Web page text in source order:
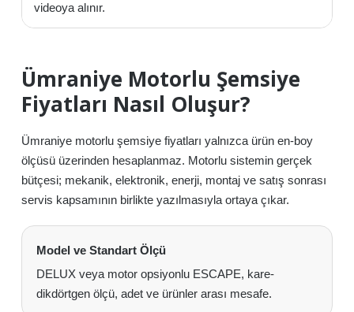
videoya alınır.
Ümraniye Motorlu Şemsiye
Fiyatları Nasıl Oluşur?
Ümraniye motorlu şemsiye fiyatları yalnızca ürün en-boy
ölçüsü üzerinden hesaplanmaz. Motorlu sistemin gerçek
bütçesi; mekanik, elektronik, enerji, montaj ve satış sonrası
servis kapsamının birlikte yazılmasıyla ortaya çıkar.
Model ve Standart Ölçü
DELUX veya motor opsiyonlu ESCAPE, kare-
dikdörtgen ölçü, adet ve ürünler arası mesafe.